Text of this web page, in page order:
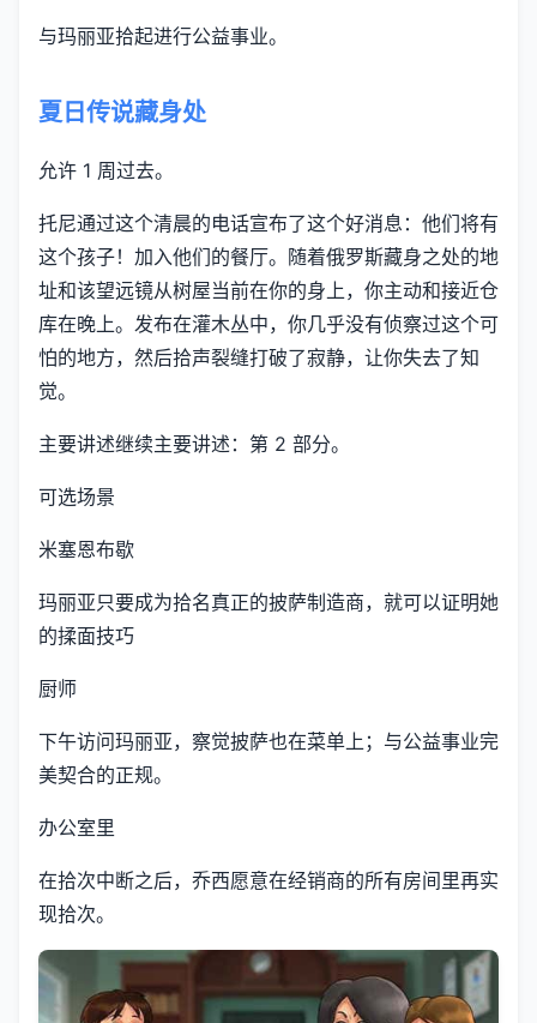
与玛丽亚拾起进行公益事业。
夏日传说藏身处
允许 1 周过去。
托尼通过这个清晨的电话宣布了这个好消息：他们将有
这个孩子！加入他们的餐厅。随着俄罗斯藏身之处的地
址和该望远镜从树屋当前在你的身上，你主动和接近仓
库在晚上。发布在灌木丛中，你几乎没有侦察过这个可
怕的地方，然后拾声裂缝打破了寂静，让你失去了知
觉。
主要讲述继续主要讲述：第 2 部分。
可选场景
米塞恩布歇
玛丽亚只要成为拾名真正的披萨制造商，就可以证明她
的揉面技巧
厨师
下午访问玛丽亚，察觉披萨也在菜单上；与公益事业完
美契合的正规。
办公室里
在拾次中断之后，乔西愿意在经销商的所有房间里再实
现拾次。